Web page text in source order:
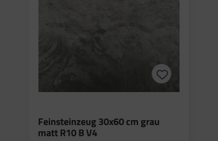
Feinsteinzeug 30x60 cm grau
matt R10 B V4